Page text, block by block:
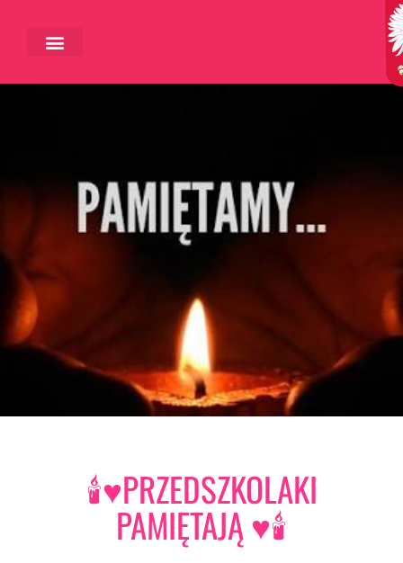
🕯️♥️PRZEDSZKOLAKI
PAMIĘTAJĄ ♥️🕯️